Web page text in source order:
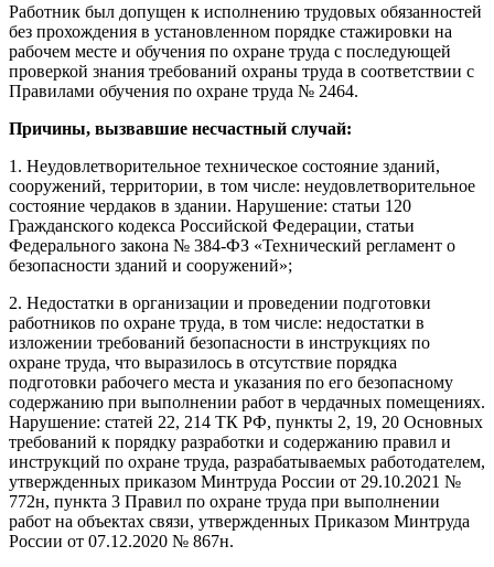
Работник был допущен к исполнению трудовых обязанностей
без прохождения в установленном порядке стажировки на
рабочем месте и обучения по охране труда с последующей
проверкой знания требований охраны труда в соответствии с
Правилами обучения по охране труда № 2464.
Причины, вызвавшие несчастный случай:
1. Неудовлетворительное техническое состояние зданий,
сооружений, территории, в том числе: неудовлетворительное
состояние чердаков в здании. Нарушение: статьи 120
Гражданского кодекса Российской Федерации, статьи
Федерального закона № 384-ФЗ «Технический регламент о
безопасности зданий и сооружений»;
2. Недостатки в организации и проведении подготовки
работников по охране труда, в том числе: недостатки в
изложении требований безопасности в инструкциях по
охране труда, что выразилось в отсутствие порядка
подготовки рабочего места и указания по его безопасному
содержанию при выполнении работ в чердачных помещениях.
Нарушение: статей 22, 214 ТК РФ, пункты 2, 19, 20 Основных
требований к порядку разработки и содержанию правил и
инструкций по охране труда, разрабатываемых работодателем,
утвержденных приказом Минтруда России от 29.10.2021 №
772н, пункта 3 Правил по охране труда при выполнении
работ на объектах связи, утвержденных Приказом Минтруда
России от 07.12.2020 № 867н.